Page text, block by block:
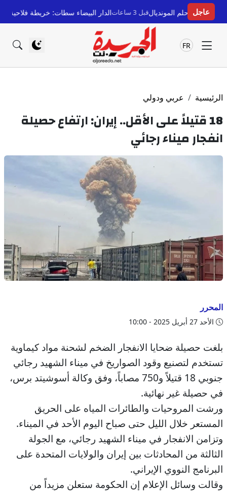
عاجلقبل 3 ساعات الدار البيضاء سطات: خريطة فلاحية جهوية جديدة
FR
الرئيسية عربي ودولي
18 قتيلاً على الأقل.. إيران: ارتفاع حصيلة
انفجار ميناء رجائي
المحرر
الأحد 27 أبريل 2025 - 10:00
بلغت حصيلة ضحايا الانفجار الضخم لشحنة مواد كيماوية
تستخدم لتصنيع وقود الصواريخ في ميناء الشهيد رجائي
جنوبي 18 قتيلاً و750 مصاباً، وفق وكالة أسوشيتد برس،
في حصيلة غير نهائية.
ورشت المروحيات والطائرات المياه على الحريق
المستعر خلال الليل حتى صباح اليوم الأحد في الميناء.
وتزامن الانفجار في ميناء الشهيد رجائي، مع الجولة
الثالثة من المحادثات بين إيران والولايات المتحدة على
البرنامج النووي الإيراني.
وقالت وسائل الإعلام إن الحكومة ستعلن مزيداً من